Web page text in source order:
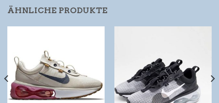
ÄHNLICHE PRODUKTE